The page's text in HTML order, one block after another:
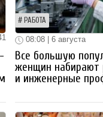
РАБОТА
08:08 | 6 августа
Все большую
женщин набирают
и инженерные